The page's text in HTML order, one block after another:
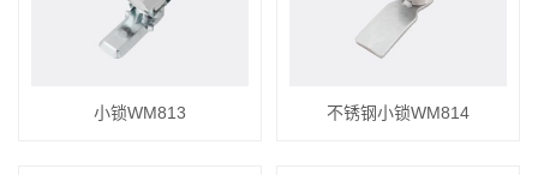
小锁WM813 不锈钢小锁WM814